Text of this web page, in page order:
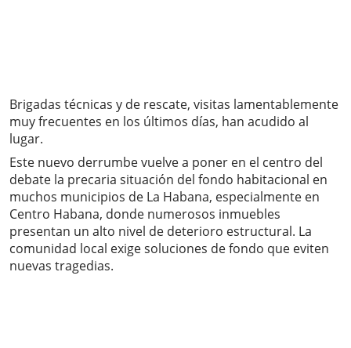
Brigadas técnicas y de rescate, visitas lamentablemente
muy frecuentes en los últimos días, han acudido al
lugar.
Este nuevo derrumbe vuelve a poner en el centro del
debate la precaria situación del fondo habitacional en
muchos municipios de La Habana, especialmente en
Centro Habana, donde numerosos inmuebles
presentan un alto nivel de deterioro estructural. La
comunidad local exige soluciones de fondo que eviten
nuevas tragedias.